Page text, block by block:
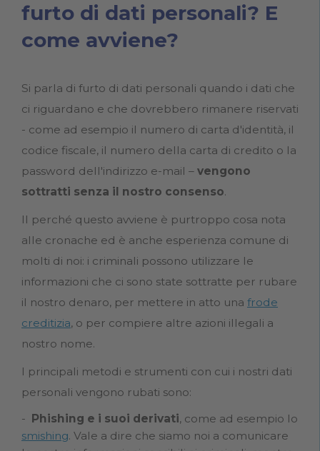
furto di dati personali? E
come avviene?
Si parla di furto di dati personali quando i dati che
ci riguardano e che dovrebbero rimanere riservati
- come ad esempio il numero di carta d'identità, il
codice fiscale, il numero della carta di credito o la
password dell'indirizzo e-mail – vengono
sottratti senza il nostro consenso.
Il perché questo avviene è purtroppo cosa nota
alle cronache ed è anche esperienza comune di
molti di noi: i criminali possono utilizzare le
informazioni che ci sono state sottratte per rubare
il nostro denaro, per mettere in atto una frode
creditizia, o per compiere altre azioni illegali a
nostro nome.
I principali metodi e strumenti con cui i nostri dati
personali vengono rubati sono:
Phishing e i suoi derivati, come ad esempio lo
smishing. Vale a dire che siamo noi a comunicare